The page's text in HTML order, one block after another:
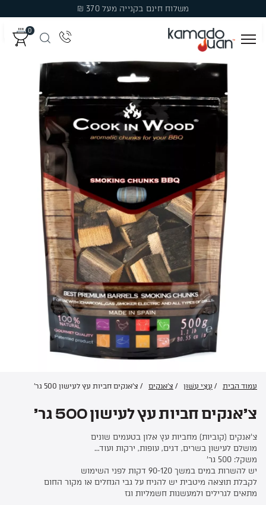
to
content
משלוח חינם בקנייה מעל 370 ₪
0
מְעַשְּׁנוֹת
גְּרִילִים
עֲצֵי עִשּׁוּן
אֲבִיזָרִים
מבצעים
החשבון שלי
מתכונים לוהטים
סרטוני הדרכה
תקנון שימוש
יצירת קשר
עמוד הבית / עֲצֵי עִשּׁוּן / צ'אנקים / צ’אנקים חביות עץ לעישון 500 גר’
צ’אנקים חביות עץ לעישון 500 גר’
צ’אנקים (קוביות) מחביות עץ אלון בטעמים שונים
מושלם לעישון בשרים, דגים, עופות, ירקות ועוד…
משקל: 500 גר’
יש להשרות במים במשך 90-120 דקות לפני השימוש
לקבלת תוצאה מיטבית יש להניח על גבי הגחלים או מקור החום
מתאים לגרילים ולמעשנות חשמליות וגז